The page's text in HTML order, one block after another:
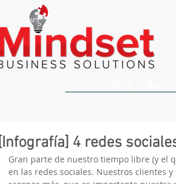
[Infografía] 4 redes
Gran parte de nuestro tiempo libre (y el
en las redes sociales. Nuestros clientes